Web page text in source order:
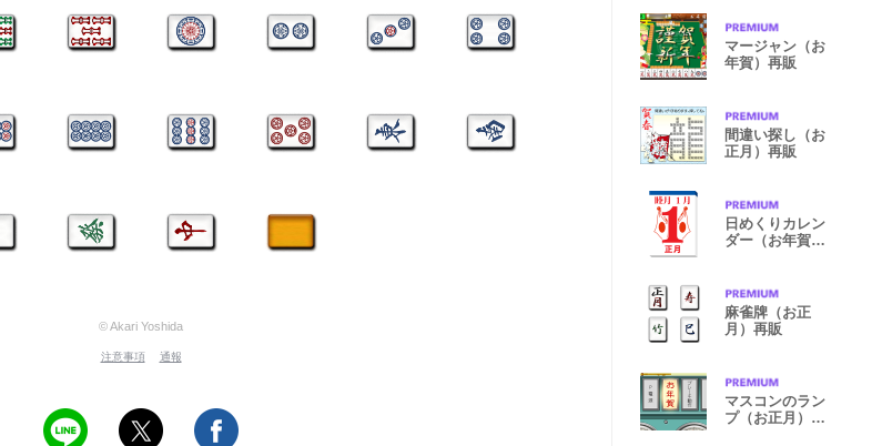
© Akari Yoshida
注意事項 通報
マージャン（お
年賀）再販
間違い探し（お
正月）再販
日めくりカレン
ダー（お年賀）
麻雀牌（お正
月）再販
マスコンのラン
プ（お正月）再